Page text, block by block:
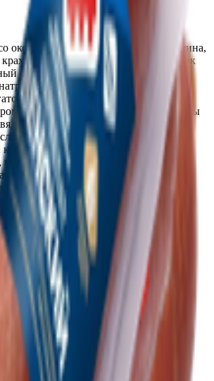
окорочков цыплят-бройлеров, говядина,
картофельный, телятина, белок
свиной, регулятор кислотности:
лактат кальция, цитраты калия,
пирофасфаты, полифосфаты;
Е621, Е627, Е631; ароматизаторы
ветчина), пряности, экстракты
аскорбиновая кислота, (-,
ароматизатор, декстроза,
краситель кармины,
Е536, фиксатор окраски нитрит
следы яиц, сои, глютена,
следы продуктов их переработки.
на 100г
Углеводы : 2Калории: 408
«Инко-Фуд» ООО